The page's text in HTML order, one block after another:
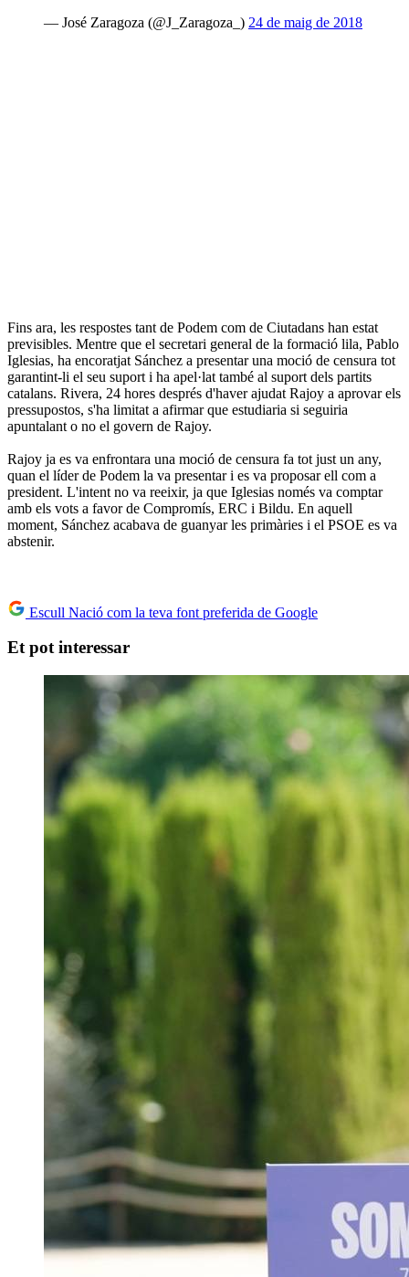
— José Zaragoza (@J_Zaragoza_) 24 de maig de 2018
Fins ara, les respostes tant de Podem com de Ciutadans han estat
previsibles. Mentre que el secretari general de la formació lila, Pablo
Iglesias, ha encoratjat Sánchez a presentar una moció de censura tot
garantint-li el seu suport i ha apel·lat també al suport dels partits
catalans. Rivera, 24 hores després d'haver ajudat Rajoy a aprovar els
pressupostos, s'ha limitat a afirmar que estudiaria si seguiria
apuntalant o no el govern de Rajoy.
Rajoy ja es va enfrontara una moció de censura fa tot just un any,
quan el líder de Podem la va presentar i es va proposar ell com a
president. L'intent no va reeixir, ja que Iglesias només va comptar
amb els vots a favor de Compromís, ERC i Bildu. En aquell
moment, Sánchez acabava de guanyar les primàries i el PSOE es va
abstenir.
Escull Nació com la teva font preferida de Google
Et pot interessar